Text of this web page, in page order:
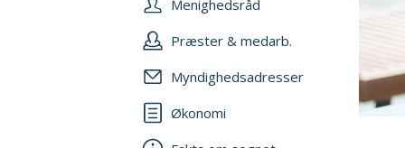
Menighedsråd
Præster & medarb.
Myndighedsadresser
Økonomi